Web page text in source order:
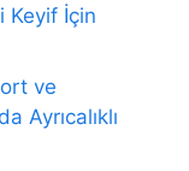
Keyif İçin
ve
Ayrıcalıklı